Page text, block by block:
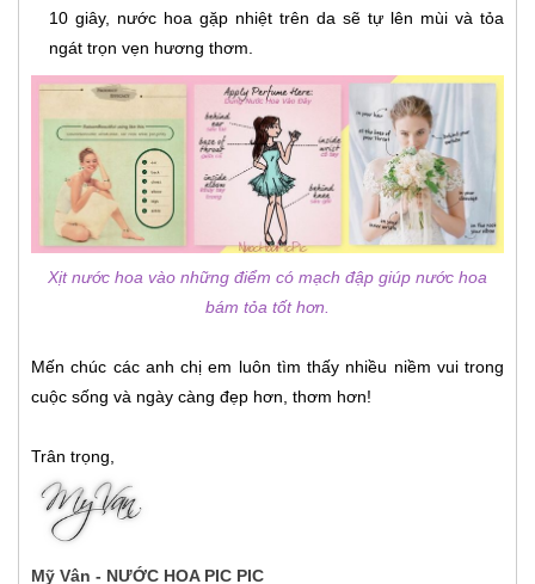
10 giây, nước hoa gặp nhiệt trên da sẽ tự lên mùi và tỏa
ngát trọn vẹn hương thơm.
Xịt nước hoa vào những điểm có mạch đập giúp nước hoa
bám tỏa tốt hơn.
Mến chúc các anh chị em luôn tìm thấy nhiều niềm vui trong
cuộc sống và ngày càng đẹp hơn, thơm hơn!
Trân trọng,
Mỹ Vân - NƯỚC HOA PIC PIC